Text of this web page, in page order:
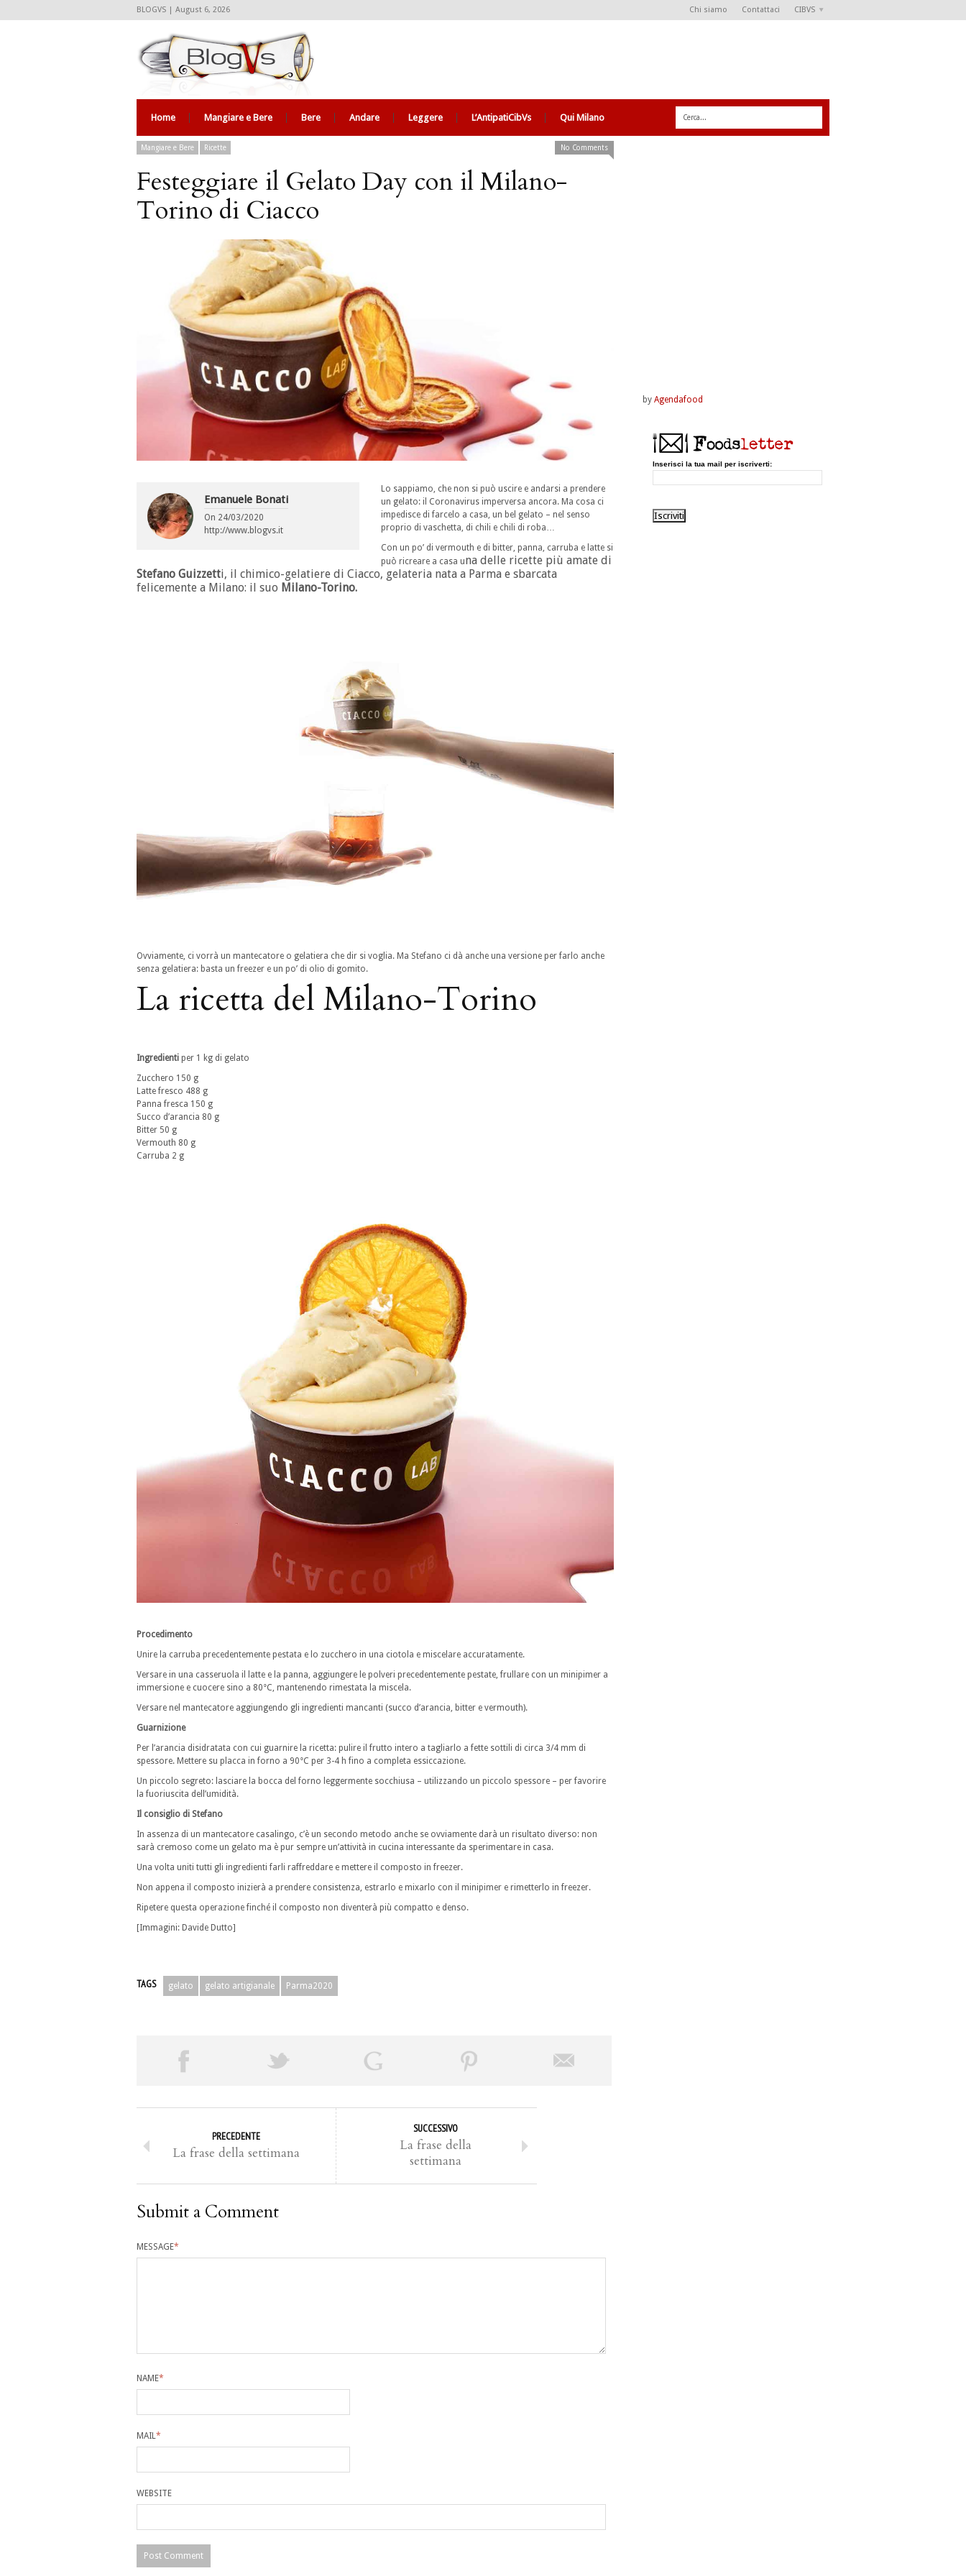
BLOGVS | August 6, 2026 Chi siamo Contattaci CIBVS
Home Mangiare e Bere Bere Andare Leggere L’AntipatiCibVs Qui Milano
Mangiare e Bere Ricette No Comments
Festeggiare il Gelato Day con il Milano-
Torino di Ciacco
Emanuele Bonati
On 24/03/2020
http://www.blogvs.it
Lo sappiamo, che non si può uscire e andarsi a prendere
un gelato: il Coronavirus imperversa ancora. Ma cosa ci
impedisce di farcelo a casa, un bel gelato – nel senso
proprio di vaschetta, di chili e chili di roba…
Con un po’ di vermouth e di bitter, panna, carruba e latte si
può ricreare a casa una delle ricette più amate di
Stefano Guizzetti, il chimico-gelatiere di Ciacco, gelateria nata a Parma e sbarcata
felicemente a Milano: il suo Milano-Torino.
Ovviamente, ci vorrà un mantecatore o gelatiera che dir si voglia. Ma Stefano ci dà anche una versione per farlo anche
senza gelatiera: basta un freezer e un po’ di olio di gomito.
La ricetta del Milano-Torino
Ingredienti per 1 kg di gelato
Zucchero 150 g
Latte fresco 488 g
Panna fresca 150 g
Succo d’arancia 80 g
Bitter 50 g
Vermouth 80 g
Carruba 2 g
Procedimento
Unire la carruba precedentemente pestata e lo zucchero in una ciotola e miscelare accuratamente.
Versare in una casseruola il latte e la panna, aggiungere le polveri precedentemente pestate, frullare con un minipimer a
immersione e cuocere sino a 80°C, mantenendo rimestata la miscela.
Versare nel mantecatore aggiungendo gli ingredienti mancanti (succo d’arancia, bitter e vermouth).
Guarnizione
Per l’arancia disidratata con cui guarnire la ricetta: pulire il frutto intero a tagliarlo a fette sottili di circa 3/4 mm di
spessore. Mettere su placca in forno a 90°C per 3-4 h fino a completa essiccazione.
Un piccolo segreto: lasciare la bocca del forno leggermente socchiusa – utilizzando un piccolo spessore – per favorire
la fuoriuscita dell’umidità.
Il consiglio di Stefano
In assenza di un mantecatore casalingo, c’è un secondo metodo anche se ovviamente darà un risultato diverso: non
sarà cremoso come un gelato ma è pur sempre un’attività in cucina interessante da sperimentare in casa.
Una volta uniti tutti gli ingredienti farli raffreddare e mettere il composto in freezer.
Non appena il composto inizierà a prendere consistenza, estrarlo e mixarlo con il minipimer e rimetterlo in freezer.
Ripetere questa operazione finché il composto non diventerà più compatto e denso.
[Immagini: Davide Dutto]
TAGS gelato gelato artigianale Parma2020
PRECEDENTE
La frase della settimana
SUCCESSIVO
La frase della
settimana
Submit a Comment
MESSAGE*
NAME*
MAIL*
WEBSITE
by Agendafood
Inserisci la tua mail per iscriverti: